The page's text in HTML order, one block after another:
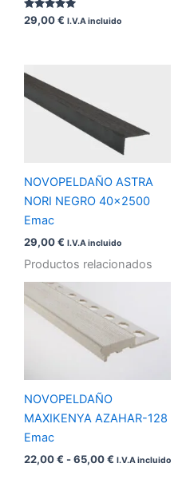
Valorado
con
29,00€ I.V.A incluido
NOVOPELDAÑO ASTRA
NORI NEGRO 40×2500
Emac
29,00€ I.V.A incluido
Productos relacionados
NOVOPELDAÑO
MAXIKENYA AZAHAR-128
Emac
22,00€ -65,00€
precios:
desde
22,00 €
hasta
I.V.A incluido